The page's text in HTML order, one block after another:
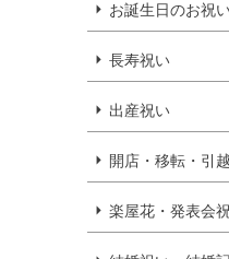
お誕生日のお祝
長寿祝い
出産祝い
開店・移転・引
楽屋花・発表会